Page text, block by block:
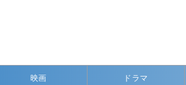
映画 ドラマ